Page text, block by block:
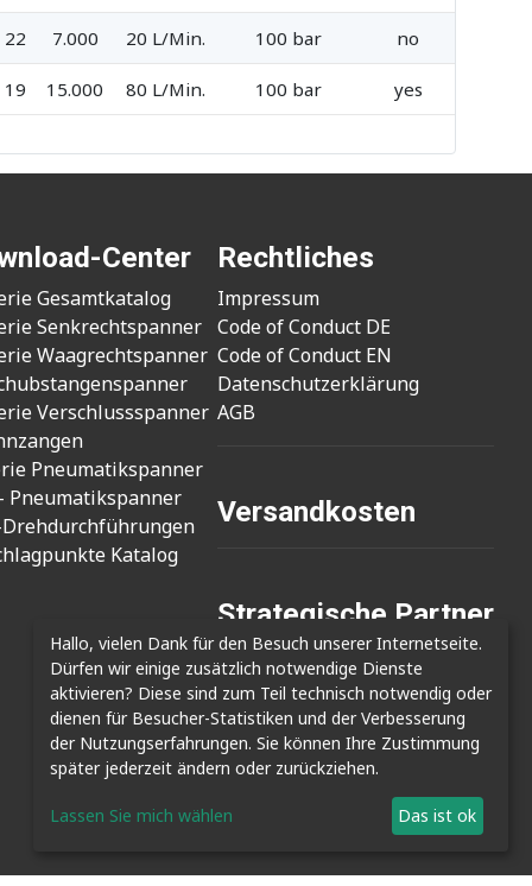
22 7.000 20 L/Min. 100 bar no
19 15.000 80 L/Min. 100 bar yes
Center
Gesamtkatalog
Senkrechtspanner
Waagrechtspanner
Verschlussspanner
Pneumatikspanner
Pneumatikspanner
Drehdurchführungen
Katalog
Rechtliches
Impressum
Code of Conduct DE
Code of Conduct EN
Datenschutzerklärung
AGB
Versandkosten
Strategische Partner
- Cizmak Mak. San.
- Clamptek Enterprise Co., Ltd.
- Shin Kwang Tech
Hallo, vielen Dank für den Besuch unserer Internetseite.
Dürfen wir einige zusätzlich notwendige Dienste
aktivieren? Diese sind zum Teil technisch notwendig oder
dienen für Besucher-Statistiken und der Verbesserung
der Nutzungserfahrungen. Sie können Ihre Zustimmung
später jederzeit ändern oder zurückziehen.
Lassen Sie mich wählen Das ist ok